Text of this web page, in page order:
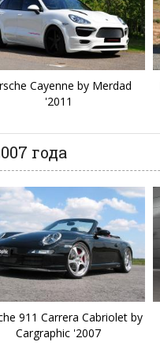
Cayenne by Merdad
'2011
года
911 Carrera Cabriolet by
Cargraphic '2007